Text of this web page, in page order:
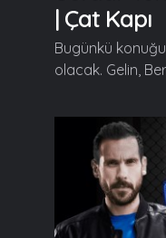
| Çat Kapı
Bugünkü
olacak. Gelin,